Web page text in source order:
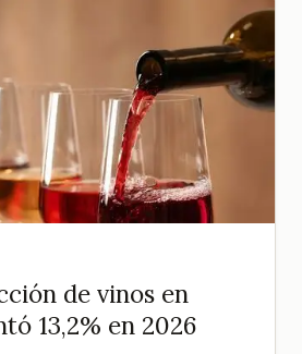
de vinos en
13,2% en 2026